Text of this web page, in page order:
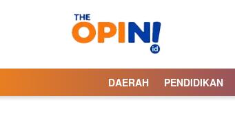
DAERAH PENDIDIKAN